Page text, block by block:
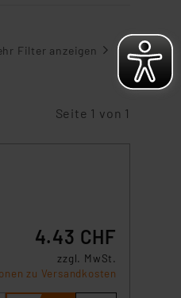
Filter anzeigen
Seite 1 von 1
4.43 CHF
zzgl. MwSt.
zu Versandkosten